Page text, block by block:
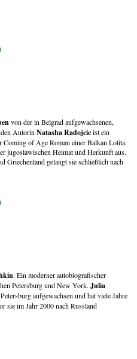
von der in Belgrad aufgewachsenen,
Autorin Natasha Radojcicist ein
Coming of Age Roman einer Balkan Lolita.
jugoslawischen Heimat und Herkunft aus.
Griechenland gelangt sie schließlich nach
: Ein moderner autobiografischer
Petersburg und New York. Julia
aufgewachsen und hat viele Jahre
sie im Jahr 2000 nach Russland